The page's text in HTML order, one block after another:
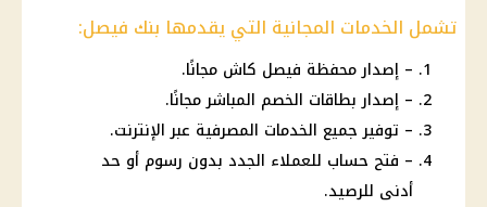
تشمل الخدمات المجانية التي يقدمها بنك فيصل:
– إصدار محفظة فيصل كاش مجانًا.
– إصدار بطاقات الخصم المباشر مجانًا.
– توفير جميع الخدمات المصرفية عبر الإنترنت.
– فتح حساب للعملاء الجدد بدون رسوم أو حد
أدنى للرصيد.